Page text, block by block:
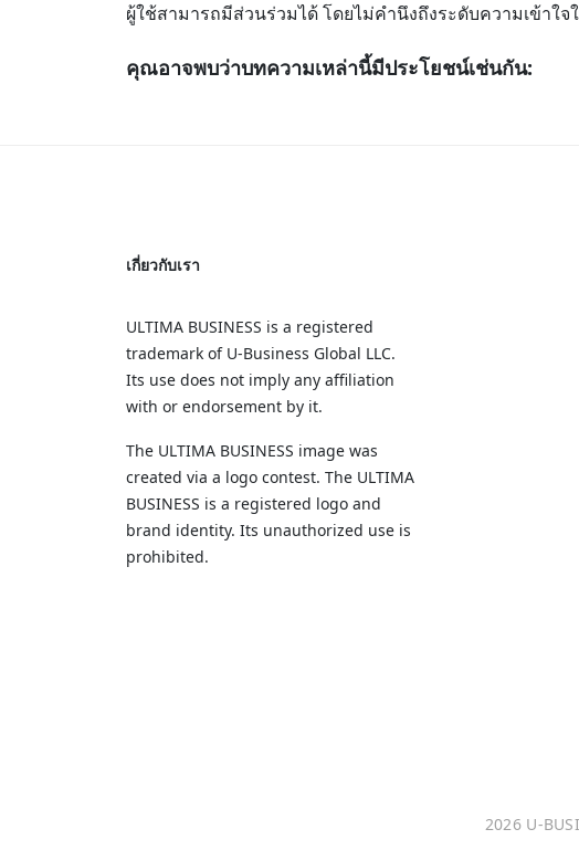
ผู้ใช้สามารถมีส่วนร่วมได้ โดยไม่คำนึงถึงระดับความเข้าใ
คุณอาจพบว่าบทความเหล่านี้มีประโยชน์เช่นกัน:
เกี่ยวกับเรา
ULTIMA BUSINESS is a registered
trademark of U‑Business Global LLC.
Its use does not imply any affiliation
with or endorsement by it.
The ULTIMA BUSINESS image was
created via a logo contest. The ULTIMA
BUSINESS is a registered logo and
brand identity. Its unauthorized use is
prohibited.
2026 U-